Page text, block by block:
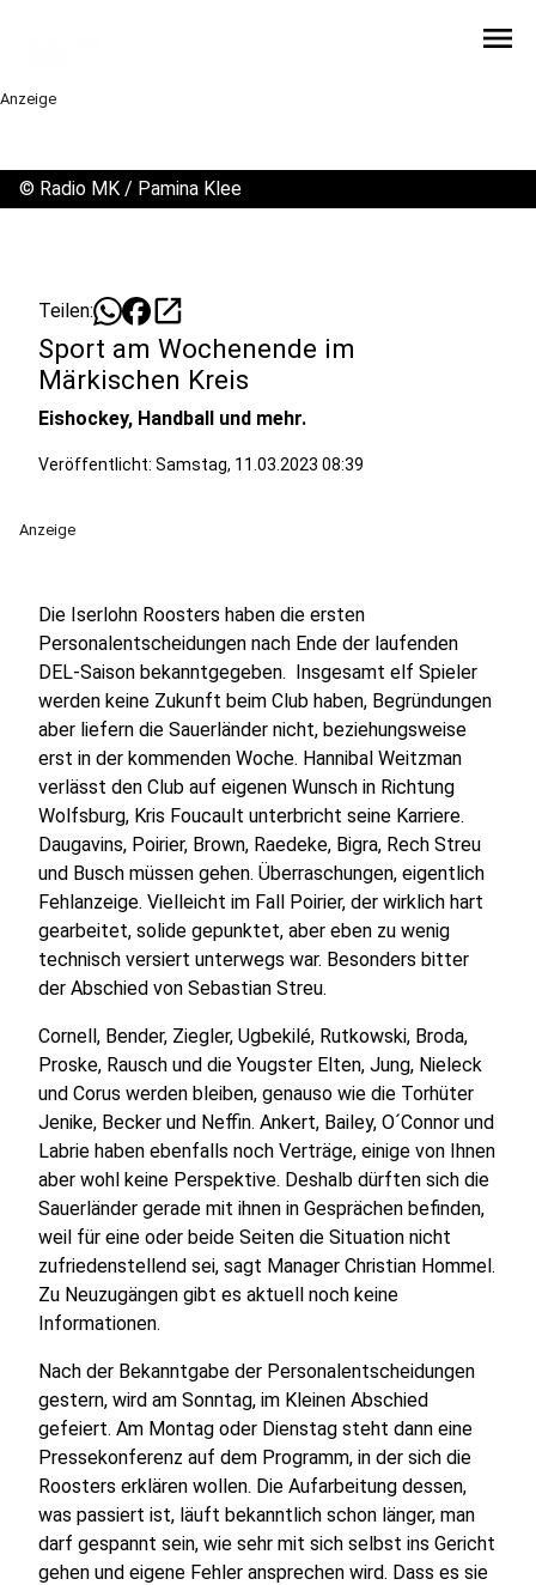
menu
Anzeige
© Radio MK / Pamina Klee
Teilen: open_in_new
Sport am Wochenende im
Märkischen Kreis
Eishockey, Handball und mehr.
Veröffentlicht: Samstag, 11.03.2023 08:39
Anzeige
Die Iserlohn Roosters haben die ersten
Personalentscheidungen nach Ende der laufenden
DEL-Saison bekanntgegeben. Insgesamt elf Spieler
werden keine Zukunft beim Club haben, Begründungen
aber liefern die Sauerländer nicht, beziehungsweise
erst in der kommenden Woche. Hannibal Weitzman
verlässt den Club auf eigenen Wunsch in Richtung
Wolfsburg, Kris Foucault unterbricht seine Karriere.
Daugavins, Poirier, Brown, Raedeke, Bigra, Rech Streu
und Busch müssen gehen. Überraschungen, eigentlich
Fehlanzeige. Vielleicht im Fall Poirier, der wirklich hart
gearbeitet, solide gepunktet, aber eben zu wenig
technisch versiert unterwegs war. Besonders bitter
der Abschied von Sebastian Streu.
Cornell, Bender, Ziegler, Ugbekilé, Rutkowski, Broda,
Proske, Rausch und die Yougster Elten, Jung, Nieleck
und Corus werden bleiben, genauso wie die Torhüter
Jenike, Becker und Neffin. Ankert, Bailey, O´Connor und
Labrie haben ebenfalls noch Verträge, einige von Ihnen
aber wohl keine Perspektive. Deshalb dürften sich die
Sauerländer gerade mit ihnen in Gesprächen befinden,
weil für eine oder beide Seiten die Situation nicht
zufriedenstellend sei, sagt Manager Christian Hommel.
Zu Neuzugängen gibt es aktuell noch keine
Informationen.
Nach der Bekanntgabe der Personalentscheidungen
gestern, wird am Sonntag, im Kleinen Abschied
gefeiert. Am Montag oder Dienstag steht dann eine
Pressekonferenz auf dem Programm, in der sich die
Roosters erklären wollen. Die Aufarbeitung dessen,
was passiert ist, läuft bekanntlich schon länger, man
darf gespannt sein, wie sehr mit sich selbst ins Gericht
gehen und eigene Fehler ansprechen wird. Dass es sie